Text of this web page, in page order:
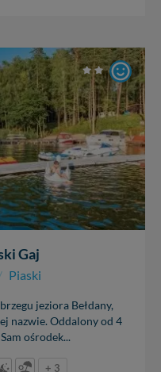
Gaj
Piaski
jeziora Bełdany,
nazwie. Oddalony od 4
ośrodek...
+ 3
dostępu do swoich
lub usunięcia,
jednak, że nie
zrealizowanie Twoich
zawartych w plikach
Ci skasowanie
nie możemy tego
Mazur na